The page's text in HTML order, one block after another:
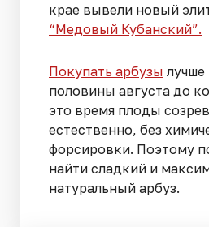
крае вывели новый
“Медовый Кубанский”.
Покупать арбузы лучше
половины августа до
это время плоды
естественно, без
форсировки. Поэтому
найти сладкий и
натуральный арбуз.